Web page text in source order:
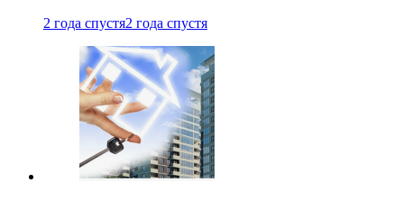
2 года спустя2 года спустя